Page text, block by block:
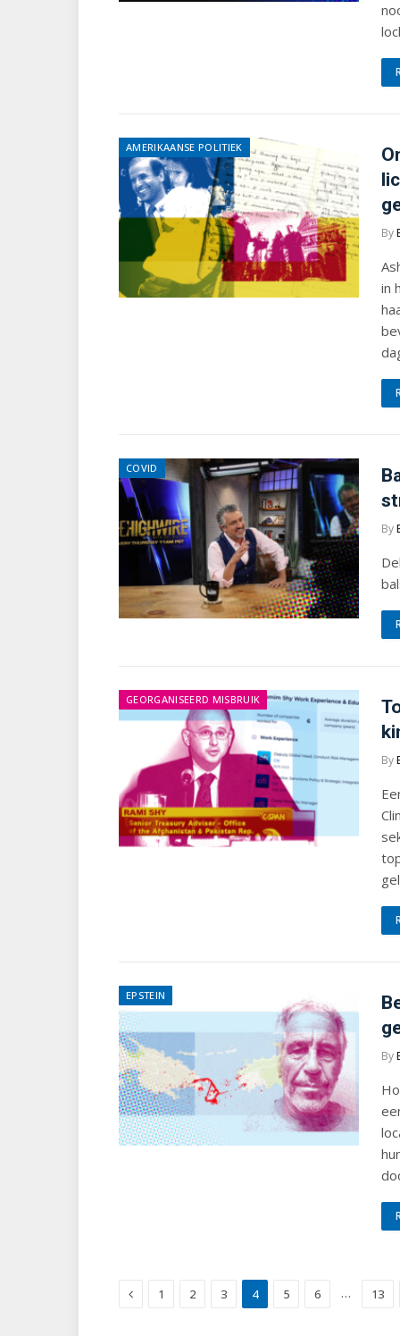
AMERIKAANSE POLITIEK
By
in
COVID
By
GEORGANISEERD MISBRUIK
By
EPSTEIN
By
Previous
1 2 3 4 5 6 … 13